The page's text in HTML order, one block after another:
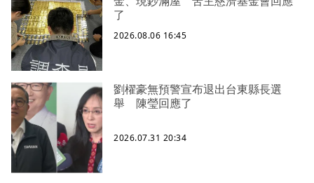
了
2026.08.06 16:45
劉櫂豪無預警宣布退出台東縣長選
舉 陳瑩回應了
2026.07.31 20:34